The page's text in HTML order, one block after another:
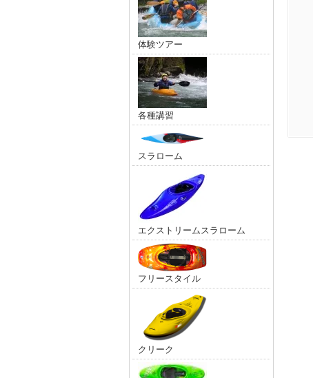
体験ツアー
各種講習
スラローム
エクストリームスラローム
フリースタイル
クリーク